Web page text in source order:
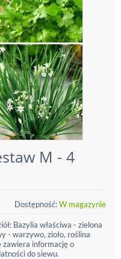
M - 4
Dostępność:W magazynie
Bazylia właściwa - zielona
- warzywo, zioło, roślina
zawiera informację o
do siewu.